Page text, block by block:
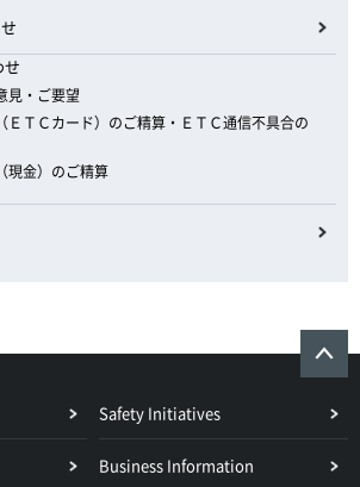
せ
見・ご要望
ＥＴＣカード）のご精算・ＥＴＣ通信不具合の
現金）のご精算
Safety Initiatives
Business Information